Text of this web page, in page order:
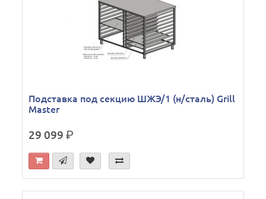
Подставка под секцию ШЖЭ/1 (н/сталь) Grill
Master
29 099р.